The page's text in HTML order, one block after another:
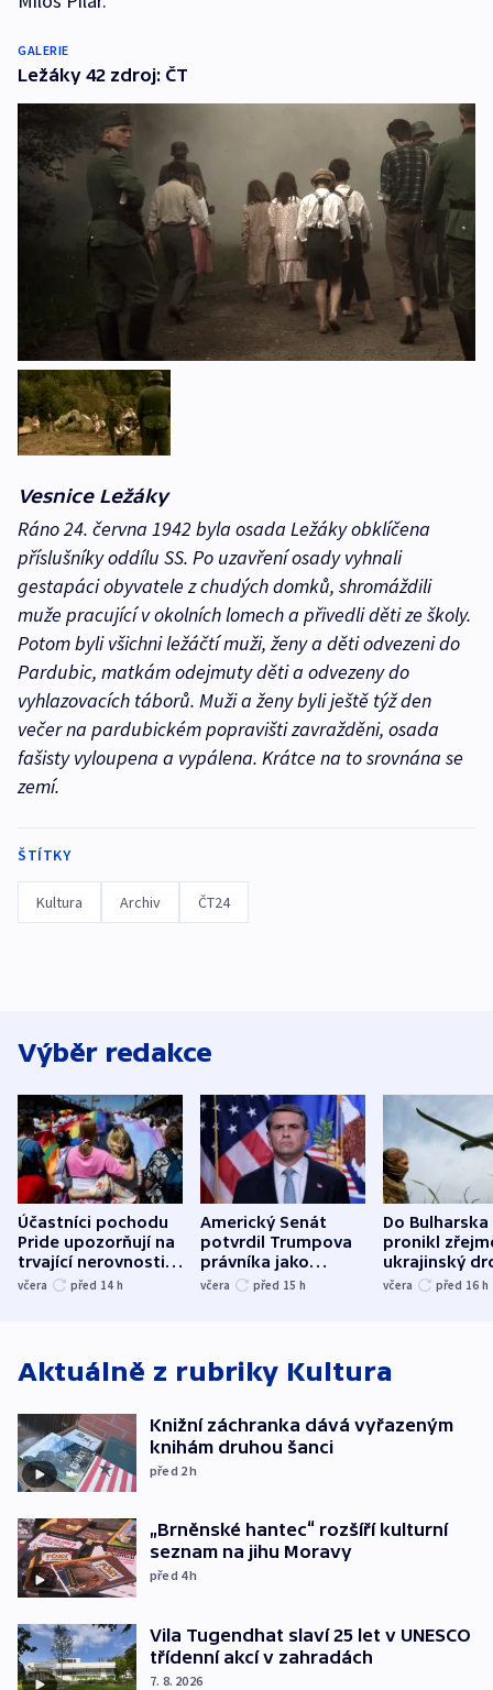
GALERIE
Ležáky 42 zdroj: ČT
Vesnice Ležáky
Ráno 24. června 1942 byla osada Ležáky obklíčena
příslušníky oddílu SS. Po uzavření osady vyhnali
gestapáci obyvatele z chudých domků, shromáždili
muže pracující v okolních lomech a přivedli děti ze školy.
Potom byli všichni ležáčtí muži, ženy a děti odvezeni do
Pardubic, matkám odejmuty děti a odvezeny do
vyhlazovacích táborů. Muži a ženy byli ještě týž den
večer na pardubickém popravišti zavražděni, osada
fašisty vyloupena a vypálena. Krátce na to srovnána se
zemí.
ŠTÍTKY
Kultura Archiv ČT24
Výběr redakce
Účastníci pochodu
Pride upozorňují na
trvající nerovnosti i
společenskou
včera před 14 h
Americký Senát
potvrdil Trumpova
právníka jako
ministra
včera před 15 h
Do Bulharska
pronikl
ukrajinský
explodoval
včera před 16 h
Aktuálně z rubriky Kultura
Knižní záchranka dává vyřazeným
knihám druhou šanci
před 2h
„Brněnské hantec“ rozšíří kulturní
seznam na jihu Moravy
před 4h
Vila Tugendhat slaví 25 let v UNESCO
třídenní akcí v zahradách
7. 8. 2026